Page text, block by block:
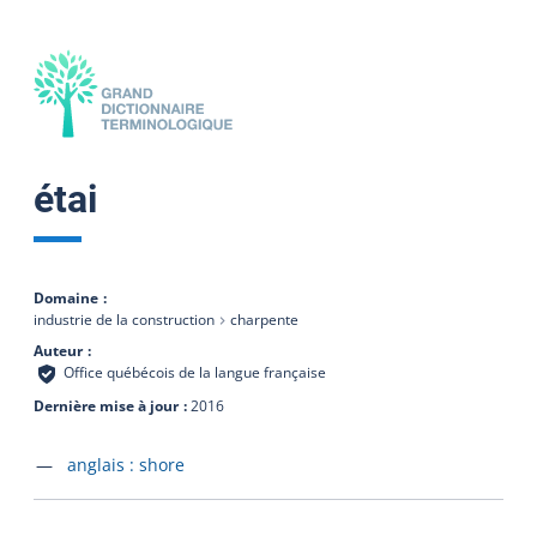
étai
Domaine
industrie de la construction
charpente
Auteur
Office québécois de la langue française
Dernière mise à jour 2016
Accéder à la fiche en
anglais : shore